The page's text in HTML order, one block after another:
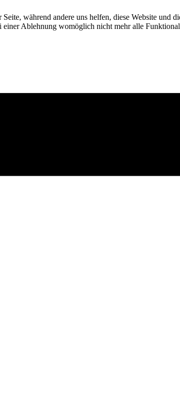
während andere uns helfen, diese Website und
Ablehnung womöglich nicht mehr alle